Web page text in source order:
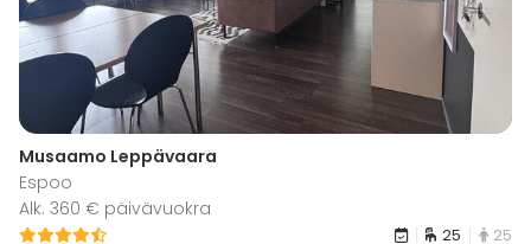
Musaamo Leppävaara
Espoo
Alk. 360 € päivävuokra
25 25